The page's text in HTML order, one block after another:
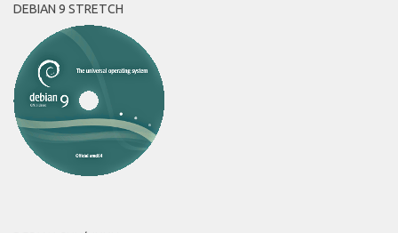
DEBIAN 9 STRETCH